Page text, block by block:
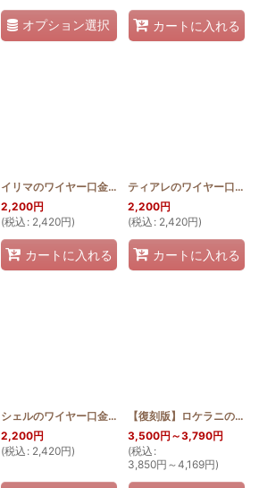
オプション選択 カートに入れる
[HQWP_MON_10]
イリマのワイヤー口金ポーチ10cm [HQWP_ILI_10
2,200円
(税込 : 2,420円)
カートに入れる
ティアレのワイヤー口金ポーチ10cm
2,200円
(税込 : 2,420円)
カートに入れる
[HQWP_HIB_10]
シェルのワイヤー口金ポーチ10cm [
2,200円
(税込 : 2,420円)
【復刻版】ロケラニのワイヤー口金ポーチ18cm
3,500円 ～3,790円
(税込 :
3,850円 ～4,169円)